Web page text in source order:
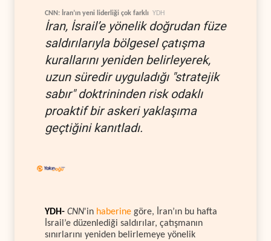
CNN: İran’ın yeni liderliği çok farklı YDH
İran, İsrail’e yönelik doğrudan füze
saldırılarıyla bölgesel çatışma
kurallarını yeniden belirleyerek,
uzun süredir uyguladığı "stratejik
sabır" doktrininden risk odaklı
proaktif bir askeri yaklaşıma
geçtiğini kanıtladı.
YDH- CNN'in haberine göre, İran’ın bu hafta
İsrail’e düzenlediği saldırılar, çatışmanın
sınırlarını yeniden belirlemeye yönelik